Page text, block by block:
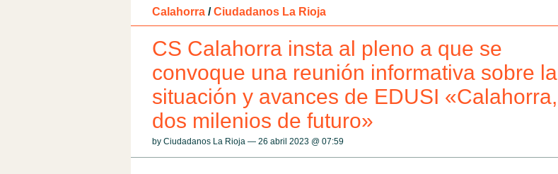
Calahorra / Ciudadanos La Rioja
CS Calahorra insta al pleno a que se
convoque una reunión informativa sobre la
situación y avances de EDUSI «Calahorra,
dos milenios de futuro»
by Ciudadanos La Rioja — 26 abril 2023 @ 07:59